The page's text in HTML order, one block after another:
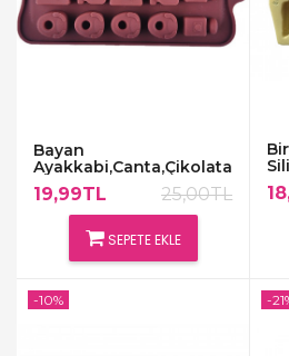
Bayan
Ayakkabi,Canta,Çikolata,Sabun
Kalibi
19,99TL 25,00TL
SEPETE EKLE
-10% -